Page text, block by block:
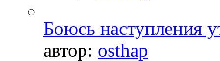
Боюсь наступления
автор: osthap